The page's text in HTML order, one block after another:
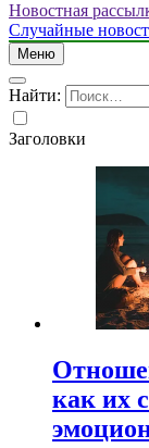
Новостная
Случайные
Меню
Найти:
Заголовки
как их